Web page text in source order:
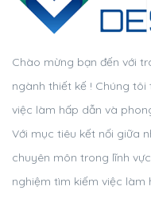
Chào mừng bạn đến với
ngành thiết kế ! Chúng
việc làm hấp dẫn và
Với mục tiêu kết nối giữa
chuyên môn trong lĩnh
nghiệm tìm kiếm việc làm